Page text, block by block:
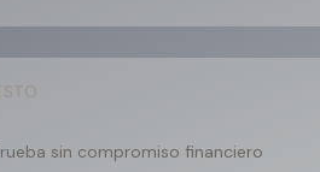
sin compromiso financiero